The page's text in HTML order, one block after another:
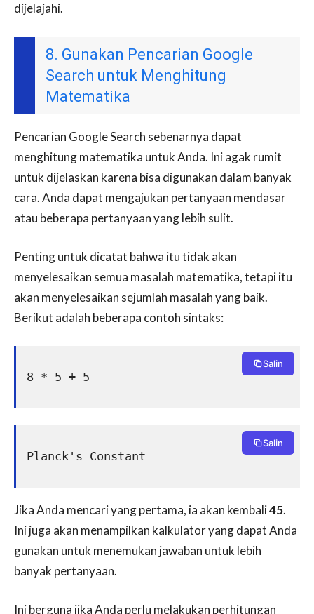
dijelajahi.
8. Gunakan Pencarian Google
Search untuk Menghitung
Matematika
Pencarian Google Search sebenarnya dapat
menghitung matematika untuk Anda. Ini agak rumit
untuk dijelaskan karena bisa digunakan dalam banyak
cara. Anda dapat mengajukan pertanyaan mendasar
atau beberapa pertanyaan yang lebih sulit.
Penting untuk dicatat bahwa itu tidak akan
menyelesaikan semua masalah matematika, tetapi itu
akan menyelesaikan sejumlah masalah yang baik.
Berikut adalah beberapa contoh sintaks:
8 * 5 + 5
Salin
Planck's Constant
Salin
Jika Anda mencari yang pertama, ia akan kembali45.
Ini juga akan menampilkan kalkulator yang dapat Anda
gunakan untuk menemukan jawaban untuk lebih
banyak pertanyaan.
Ini berguna jika Anda perlu melakukan perhitungan